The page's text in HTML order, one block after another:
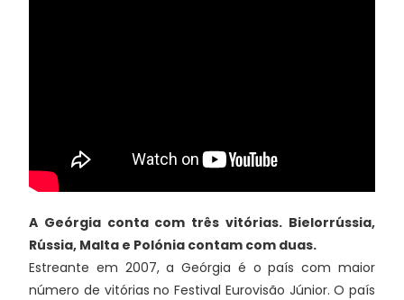
A Geórgia conta com três vitórias. Bielorrússia,
Rússia, Malta e Polónia contam com duas.
Estreante em 2007, a Geórgia é o país com maior
número de vitórias no Festival Eurovisão Júnior. O país